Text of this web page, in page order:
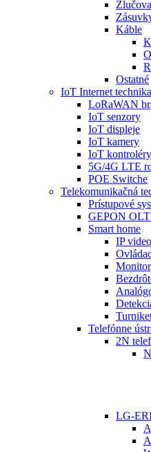
Káble
Ostatné
IoT Internet technika
LoRaWAN
IoT senzory
IoT displeje
IoT kamery
IoT kontroléry
5G/4G LTE
POE Switche
Telekomunikačná
Prístupové
GEPON
Smart home
IP
Telefónne
2N
LG-